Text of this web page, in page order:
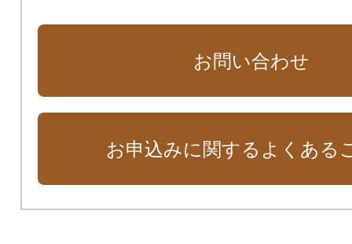
お問い合わせ
お申込みに関するよくある